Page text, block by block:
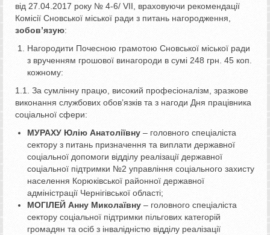
від 27.04.2017 року № 4-6/ VІІ, враховуючи рекомендації
Комісії Сновської міської ради з питань нагородження,
зобов’язую:
Нагородити Почесною грамотою Сновської міської ради
з врученням грошової винагороди в сумі 248 грн. 45 коп.
кожному:
1.1. За сумлінну працю, високий професіоналізм, зразкове
виконання службових обов’язків та з нагоди Дня працівника
соціальної сфери:
МУРАХУ Юлію Анатоліївну – головного спеціаліста
сектору з питань призначення та виплати державної
соціальної допомоги відділу реалізації державної
соціальної підтримки №2 управління соціального захисту
населення Корюківської районної державної
адміністрації Чернігівської області;
МОГІЛЕЙ Анну Миколаївну – головного спеціаліста
сектору соціальної підтримки пільгових категорій
громадян та осіб з інвалідністю відділу реалізації